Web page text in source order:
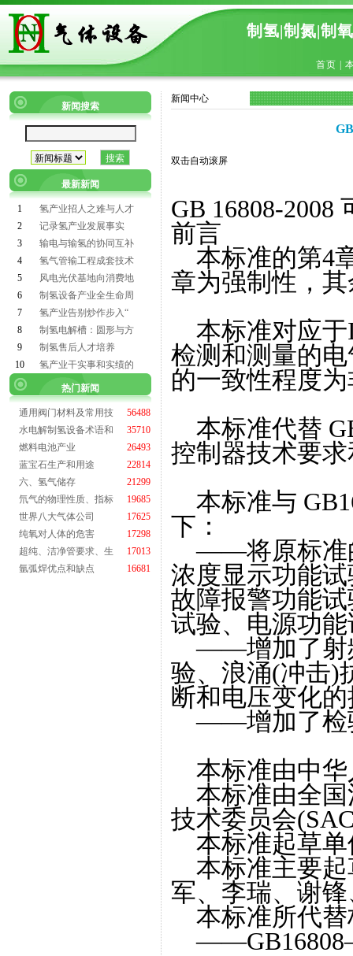
制氢|制氮|制
首页
新闻搜索
最新新闻
1
氢产业招人之难与人才
2
记录氢产业发展事实
3
输电与输氢的协同互补
4
氢气管输工程成套技术
5
风电光伏基地向消费地
6
制氢设备产业全生命周
7
氢产业告别炒作步入“
8
制氢电解槽：圆形与方
9
制氢售后人才培养
10
氢产业干实事和实绩的
热门新闻
通用阀门材料及常用技
56488
水电解制氢设备术语和
35710
燃料电池产业
26493
蓝宝石生产和用途
22814
六、氢气储存
21299
氘气的物理性质、指标
19685
世界八大气体公司
17625
纯氧对人体的危害
17298
超纯、洁净管要求、生
17013
氩弧焊优点和缺点
16681
新闻中心
双击自动滚屏
GB 16808-
前言
本标准的第4
章为强制性，
本标准对应于
检测和测量的
的一致性程度
本标准代替
控制器技术要
本标准与
下：
——将原标准
浓度显示功能
故障报警功能
试验、电源功
——增加了射
验、浪涌(冲击)
断和电压变化
——增加了检
本标准由中华
本标准由全国
技术委员会
本标准起草单
本标准主要起
军、李瑞、谢
本标准所代替